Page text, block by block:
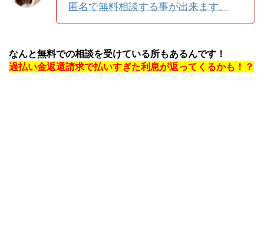
匿名で無料相談する事が出来ます。
なんと無料での相談を受けている所もあるんです！
過払い金返還請求で払いすぎた利息が返ってくるかも！？